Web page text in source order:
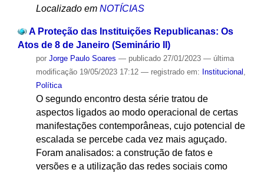
Localizado em NOTÍCIAS
A Proteção das Instituições Republicanas: Os
Atos de 8 de Janeiro (Seminário II)
por Jorge Paulo Soares — publicado27/01/2023 — última
modificação19/05/2023 17:12 — registrado em: Institucional
Política
O segundo encontro desta série tratou de
aspectos ligados ao modo operacional de certas
manifestações contemporâneas, cujo potencial de
escalada se percebe cada vez mais aguçado.
Foram analisados: a construção de fatos e
versões e a utilização das redes sociais como